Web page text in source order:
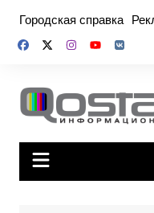
содержимому
Городская справка